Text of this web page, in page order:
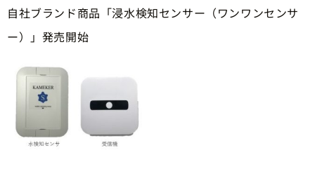
自社ブランド商品「浸水検知センサー（ワンワンセンサ
ー）」発売開始